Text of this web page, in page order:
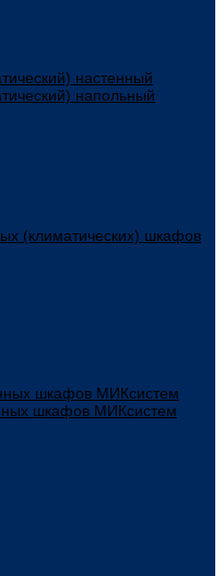
настенный
напольный
(климатических) шкафов
шкафов МИКсистем
шкафов МИКсистем